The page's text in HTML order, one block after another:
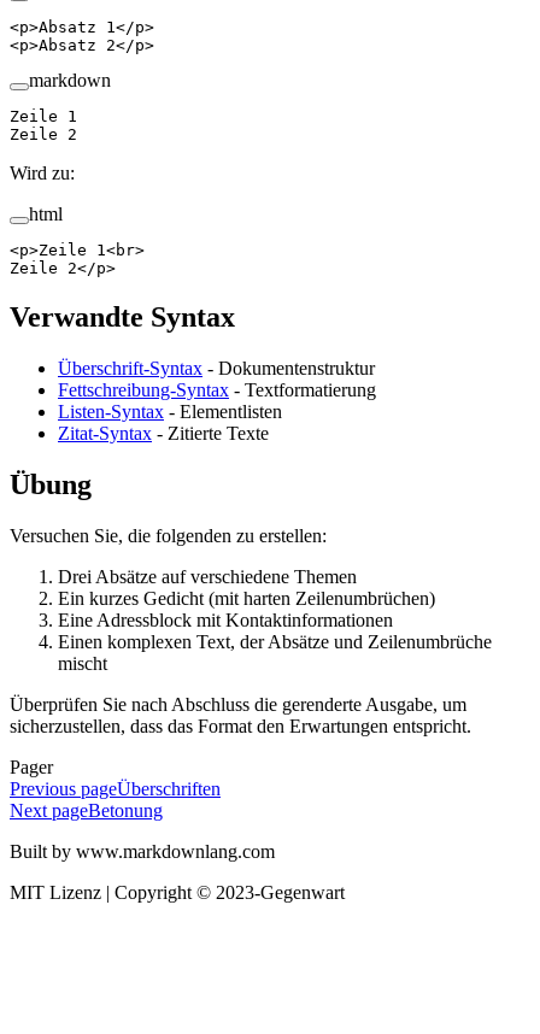
<p>Absatz 1</p>
<p>Absatz 2</p>
markdown
Zeile 1
Zeile 2
Wird zu:
html
<p>Zeile 1<br>
Zeile 2</p>
Verwandte Syntax
Überschrift-Syntax - Dokumentenstruktur
Fettschreibung-Syntax - Textformatierung
Listen-Syntax - Elementlisten
Zitat-Syntax - Zitierte Texte
Übung
Versuchen Sie, die folgenden zu erstellen:
Drei Absätze auf verschiedene Themen
Ein kurzes Gedicht (mit harten Zeilenumbrüchen)
Eine Adressblock mit Kontaktinformationen
Einen komplexen Text, der Absätze und Zeilenumbrüche
mischt
Überprüfen Sie nach Abschluss die gerenderte Ausgabe, um
sicherzustellen, dass das Format den Erwartungen entspricht.
Pager
Previous pageÜberschriften
Next pageBetonung
Built by www.markdownlang.com
MIT Lizenz | Copyright © 2023-Gegenwart